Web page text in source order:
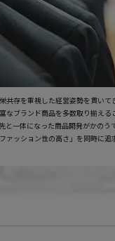
共存を重視した経営姿勢を貫いて
なブランド商品を多数取り揃える
と一体になった商品開発がかのう
ァッション性の高さ」を同時に追